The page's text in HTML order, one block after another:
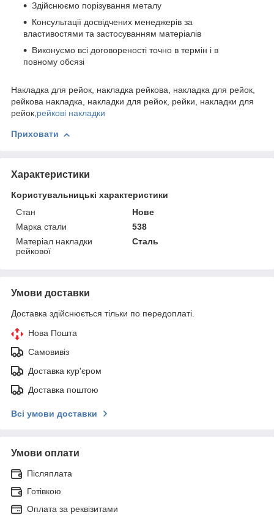
Здійснюємо порізування металу
Консультації досвідчених менеджерів за
властивостями та застосуванням матеріалів
Виконуємо всі договореності точно в термін і в
повному обсязі
Накладка для рейок, накладка рейкова, накладка для рейок,
рейкова накладка, накладки для рейок, рейки, накладки для
рейок,рейкові накладки
Приховати
Характеристики
Користувальницькі характеристики
Стан
Нове
Марка стали
538
Матеріал накладки
рейкової
Сталь
Умови доставки
Доставка здійснюється тільки по передоплаті.
Нова Пошта
Самовивіз
Доставка кур'єром
Доставка поштою
Всі умови доставки
Умови оплати
Післяплата
Готівкою
Оплата за реквізитами